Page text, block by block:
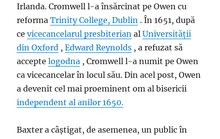
Irlanda. Cromwell l-a însărcinat pe Owen cu
reformaTrinity College, Dublin . În 1651, după
cevicecancelarulpresbiterian alUniversității
din Oxford ,Edward Reynolds , a refuzat să
acceptelogodna , Cromwell l-a numit pe Owen
ca vicecancelar în locul său. Din acel post, Owen
a devenit cel mai proeminent om al bisericii
independent al anilor 1650.
Baxter a câștigat, de asemenea, un public în